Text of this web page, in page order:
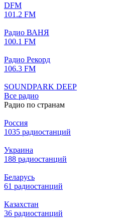
DFM
101.2 FM
Радио ВАНЯ
100.1 FM
Радио Рекорд
106.3 FM
SOUNDPARK DEEP
Все радио
Радио по странам
Россия
1035 радиостанций
Украина
188 радиостанций
Беларусь
61 радиостанций
Казахстан
36 радиостанций